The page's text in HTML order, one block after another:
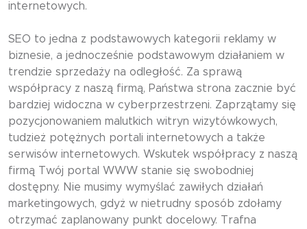
internetowych.
SEO to jedna z podstawowych kategorii reklamy w
biznesie, a jednocześnie podstawowym działaniem w
trendzie sprzedaży na odległość. Za sprawą
współpracy z naszą firmą, Państwa strona zacznie być
bardziej widoczna w cyberprzestrzeni. Zaprzątamy się
pozycjonowaniem malutkich witryn wizytówkowych,
tudzież potężnych portali internetowych a także
serwisów internetowych. Wskutek współpracy z naszą
firmą Twój portal WWW stanie się swobodniej
dostępny. Nie musimy wymyślać zawiłych działań
marketingowych, gdyż w nietrudny sposób zdołamy
otrzymać zaplanowany punkt docelowy. Trafna